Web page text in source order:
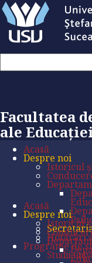
Facultatea
ale
Acasă
Despre noi
Istoricul
Hotărâri
Programe de
Studii
Acasă
Despre noi
Istoricul